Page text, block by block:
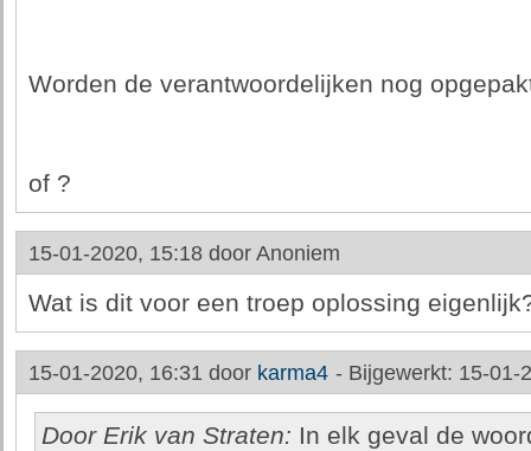
Worden de verantwoordelijken nog
of ?
15-01-2020, 15:18 door Anoniem
Wat is dit voor een troep oplossing
15-01-2020, 16:31 door karma4 - Bijgewerkt: 15-01-
Door Erik van Straten: In elk geval de